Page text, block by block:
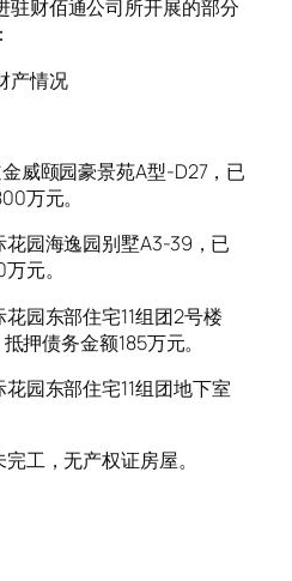
驻财佰通公司所开展的部分
产情况
威颐园豪景苑A型-D27，已
万元。
园海逸园别墅A3-39，已
元。
园东部住宅11组团2号楼
押债务金额185万元。
园东部住宅11组团地下室
工，无产权证房屋。